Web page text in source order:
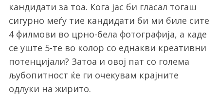
кандидати за тоа. Кога јас би гласал тогаш
сигурно меѓу тие кандидати би ми биле сите
4 филмови во црно-бела фотографија, а каде
се уште 5-те во колор со еднакви креативни
потенцијали? Затоа и овој пат со голема
љубопитност ќе ги очекувам крајните
одлуки на жирито.